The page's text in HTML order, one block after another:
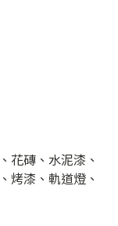
花磚、水泥漆、
烤漆、軌道燈、